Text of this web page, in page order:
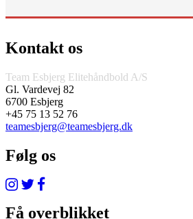
Kontakt os
Team Esbjerg Elitehåndbold A/S
Gl. Vardevej 82
6700 Esbjerg
+45 75 13 52 76
teamesbjerg@teamesbjerg.dk
Følg os
Få overblikket